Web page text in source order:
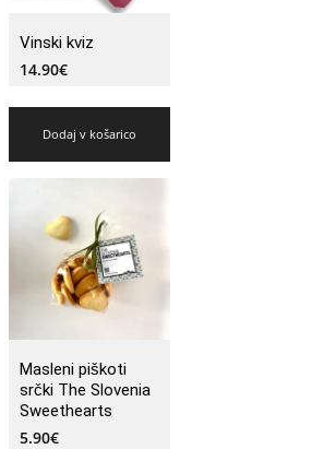
Vinski kviz
14.90€
Dodaj v košarico
Masleni piškoti
srčki The Slovenia
Sweethearts
5.90€